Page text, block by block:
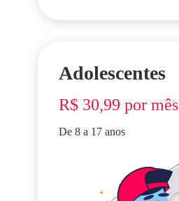
Adolescentes
R$ 30,99 por mês
De 8 a 17 anos